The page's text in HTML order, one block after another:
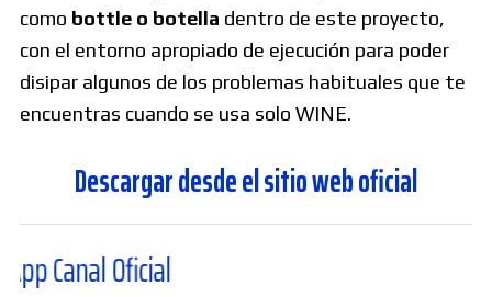
como bottle o botella dentro de este proyecto,
con el entorno apropiado de ejecución para poder
disipar algunos de los problemas habituales que te
encuentras cuando se usa solo WINE.
Descargar desde el sitio web oficial
Oficial